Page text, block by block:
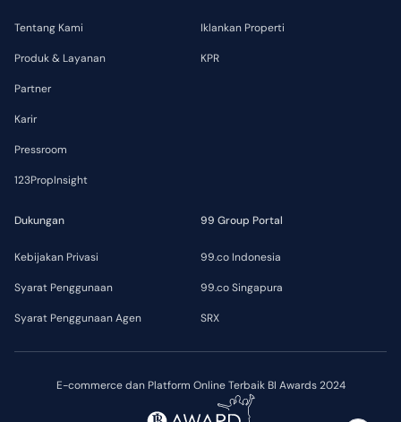
E-commerce dan Platform Online Terbaik BI Awards 2024
Tentang Kami
Produk & Layanan
Partner
Karir
Pressroom
123PropInsight
Iklankan Properti
KPR
Dukungan
Kebijakan Privasi
Syarat Penggunaan
Syarat Penggunaan Agen
99 Group Portal
99.co Indonesia
99.co Singapura
SRX